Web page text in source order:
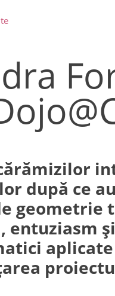
după ce
geometrie
entuziasm